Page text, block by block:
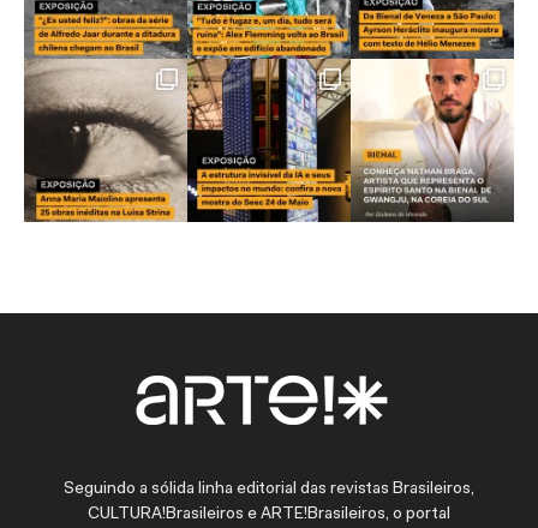
Seguindo a sólida linha editorial das revistas Brasileiros,
CULTURA!Brasileiros e ARTE!Brasileiros, o portal